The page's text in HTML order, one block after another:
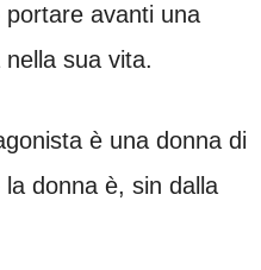
avanti una
sua vita.
è una donna di
donna è, sin dalla